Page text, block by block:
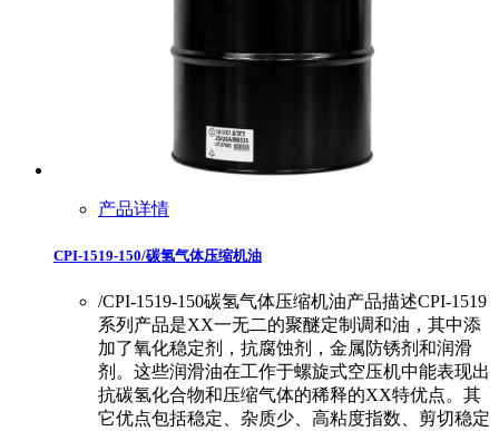
产品详情
CPI-1519-150/碳氢气体压缩机油
/CPI-1519-150碳氢气体压缩机油产品描述CPI-1519
系列产品是XX一无二的聚醚定制调和油，其中添
加了氧化稳定剂，抗腐蚀剂，金属防锈剂和润滑
剂。这些润滑油在工作于螺旋式空压机中能表现出
抗碳氢化合物和压缩气体的稀释的XX特优点。其
它优点包括稳定、杂质少、高粘度指数、剪切稳定